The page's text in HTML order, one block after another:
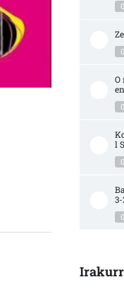
ANIVERSARIO DE ORBAIN
O
l